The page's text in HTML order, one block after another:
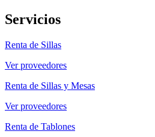
Servicios
Renta de Sillas
Ver proveedores
Renta de Sillas y Mesas
Ver proveedores
Renta de Tablones